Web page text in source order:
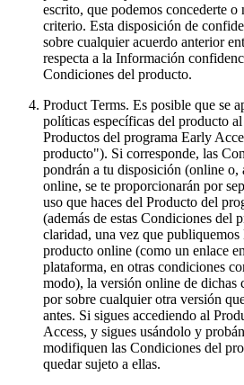
escrito, que podemos concederte
criterio. Esta disposición de
sobre cualquier acuerdo anterior
respecta a la Información
Condiciones del producto.
Product Terms. Es posible que se
políticas específicas del producto
Productos del programa Early
producto"). Si corresponde, las
pondrán a tu disposición (online o,
online, se te proporcionarán por
uso que haces del Producto del
(además de estas Condiciones del
claridad, una vez que
producto online (como un enlace
plataforma, en otras condiciones
modo), la versión online de dichas
por sobre cualquier otra versión
antes. Si sigues accediendo al
Access, y sigues usándolo y
modifiquen las Condiciones del
quedar sujeto a ellas.